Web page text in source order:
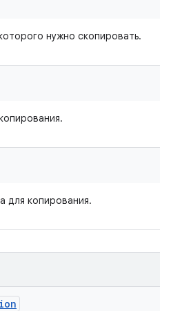
нужно скопировать.
для копирования.